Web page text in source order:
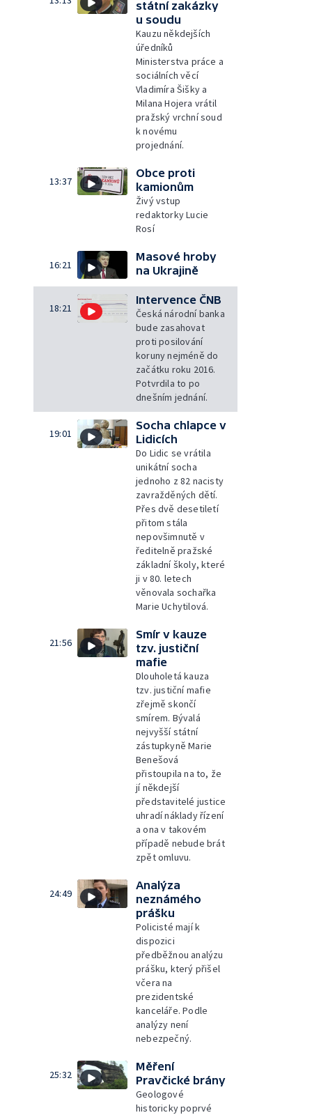
státní zakázky
u soudu
Kauzu někdejších
úředníků
Ministerstva práce a
sociálních věcí
Vladimíra Šišky a
Milana Hojera vrátil
pražský vrchní soud
k novému
projednání.
13:37
Obce proti
kamionům
Živý vstup
redaktorky Lucie
Rosí
16:21
Masové hroby
na Ukrajině
18:21
Intervence ČNB
Česká národní banka
bude zasahovat
proti posilování
koruny nejméně do
začátku roku 2016.
Potvrdila to po
dnešním jednání.
19:01
Socha chlapce v
Lidicích
Do Lidic se vrátila
unikátní socha
jednoho z 82 nacisty
zavražděných dětí.
Přes dvě desetiletí
přitom stála
nepovšimnutě v
ředitelně pražské
základní školy, které
ji v 80. letech
věnovala sochařka
Marie Uchytilová.
21:56
Smír v kauze
tzv. justiční
mafie
Dlouholetá kauza
tzv. justiční mafie
zřejmě skončí
smírem. Bývalá
nejvyšší státní
zástupkyně Marie
Benešová
přistoupila na to, že
jí někdejší
představitelé justice
uhradí náklady řízení
a ona v takovém
případě nebude brát
zpět omluvu.
24:49
Analýza
neznámého
prášku
Policisté mají k
dispozici
předběžnou analýzu
prášku, který přišel
včera na
prezidentské
kanceláře. Podle
analýzy není
nebezpečný.
25:32
Měření
Pravčické brány
Geologové
historicky poprvé